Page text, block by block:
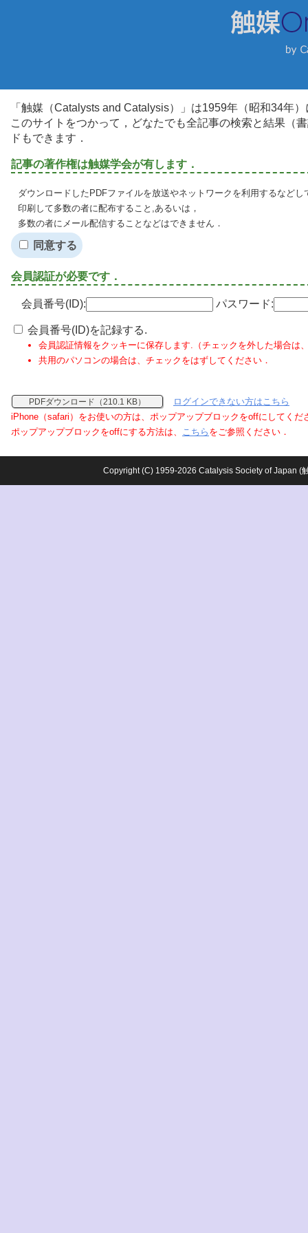
「触媒（Catalysts and Catalysis）」は1959年（昭和34年
このサイトをつかって，どなたでも全記事の検索と結果（
ドもできます．
記事の著作権は触媒学会が有します．
ダウンロードしたPDFファイルを放送やネットワークを利用するなど
印刷して多数の者に配布すること,あるいは，
多数の者にメール配信することなどはできません．
同意する
会員認証が必要です．
会員番号(ID): パスワード:
会員番号(ID)を記録する.
会員認証情報をクッキーに保存します.（チェックを外した場合は
共用のパソコンの場合は、チェックをはずしてください．
PDFダウンロード（210.1 KB）
ログインできない方はこちら
iPhone（safari）をお使いの方は、ポップアップブロックをoffにしてくだ
ポップアップブロックをoffにする方法は、 こちら をご参照ください．
Copyright (C) 1959-2026 Catalysis Society of Japan (